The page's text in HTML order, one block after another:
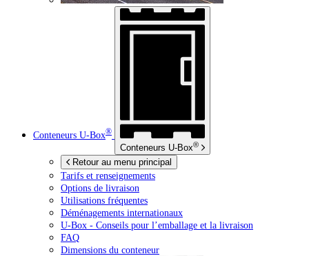
Conteneurs U-Box®
Conteneurs U-Box®
Retour au menu principal
Tarifs et renseignements
Options de livraison
Utilisations fréquentes
Déménagements internationaux
U-Box - Conseils pour l’emballage et la livraison
FAQ
Dimensions du conteneur